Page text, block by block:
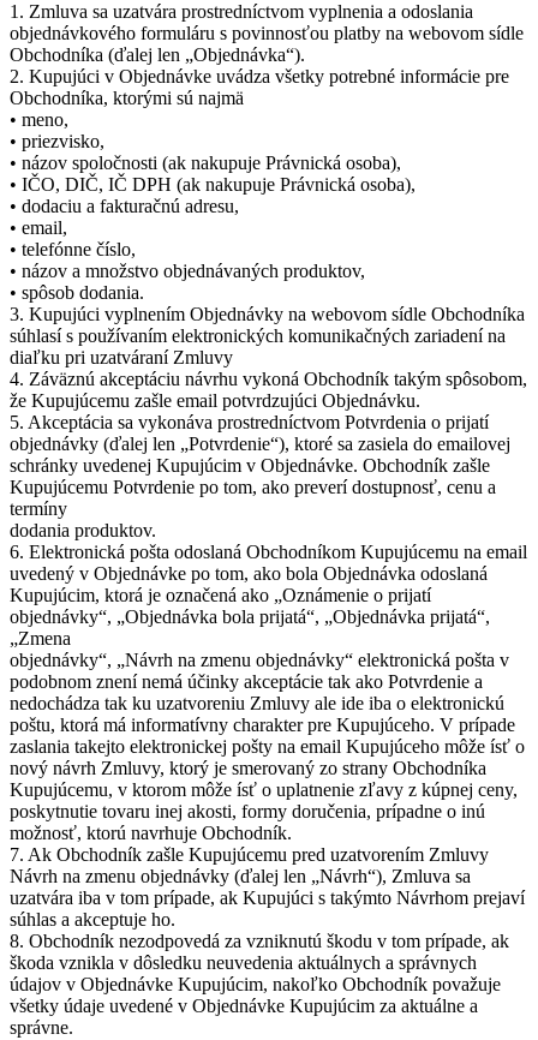
1. Zmluva sa uzatvára prostredníctvom vyplnenia a odoslania
objednávkového formuláru s povinnosťou platby na webovom sídle
Obchodníka (ďalej len „Objednávka“).
2. Kupujúci v Objednávke uvádza všetky potrebné informácie pre
Obchodníka, ktorými sú najmä
• meno,
• priezvisko,
• názov spoločnosti (ak nakupuje Právnická osoba),
• IČO, DIČ, IČ DPH (ak nakupuje Právnická osoba),
• dodaciu a fakturačnú adresu,
• email,
• telefónne číslo,
• názov a množstvo objednávaných produktov,
• spôsob dodania.
3. Kupujúci vyplnením Objednávky na webovom sídle Obchodníka
súhlasí s používaním elektronických komunikačných zariadení na
diaľku pri uzatváraní Zmluvy
4. Záväznú akceptáciu návrhu vykoná Obchodník takým spôsobom,
že Kupujúcemu zašle email potvrdzujúci Objednávku.
5. Akceptácia sa vykonáva prostredníctvom Potvrdenia o prijatí
objednávky (ďalej len „Potvrdenie“), ktoré sa zasiela do emailovej
schránky uvedenej Kupujúcim v Objednávke. Obchodník zašle
Kupujúcemu Potvrdenie po tom, ako preverí dostupnosť, cenu a
termíny
dodania produktov.
6. Elektronická pošta odoslaná Obchodníkom Kupujúcemu na email
uvedený v Objednávke po tom, ako bola Objednávka odoslaná
Kupujúcim, ktorá je označená ako „Oznámenie o prijatí
objednávky“, „Objednávka bola prijatá“, „Objednávka prijatá“,
„Zmena
objednávky“, „Návrh na zmenu objednávky“ elektronická pošta v
podobnom znení nemá účinky akceptácie tak ako Potvrdenie a
nedochádza tak ku uzatvoreniu Zmluvy ale ide iba o elektronickú
poštu, ktorá má informatívny charakter pre Kupujúceho. V prípade
zaslania takejto elektronickej pošty na email Kupujúceho môže ísť o
nový návrh Zmluvy, ktorý je smerovaný zo strany Obchodníka
Kupujúcemu, v ktorom môže ísť o uplatnenie zľavy z kúpnej ceny,
poskytnutie tovaru inej akosti, formy doručenia, prípadne o inú
možnosť, ktorú navrhuje Obchodník.
7. Ak Obchodník zašle Kupujúcemu pred uzatvorením Zmluvy
Návrh na zmenu objednávky (ďalej len „Návrh“), Zmluva sa
uzatvára iba v tom prípade, ak Kupujúci s takýmto Návrhom prejaví
súhlas a akceptuje ho.
8. Obchodník nezodpovedá za vzniknutú škodu v tom prípade, ak
škoda vznikla v dôsledku neuvedenia aktuálnych a správnych
údajov v Objednávke Kupujúcim, nakoľko Obchodník považuje
všetky údaje uvedené v Objednávke Kupujúcim za aktuálne a
správne.